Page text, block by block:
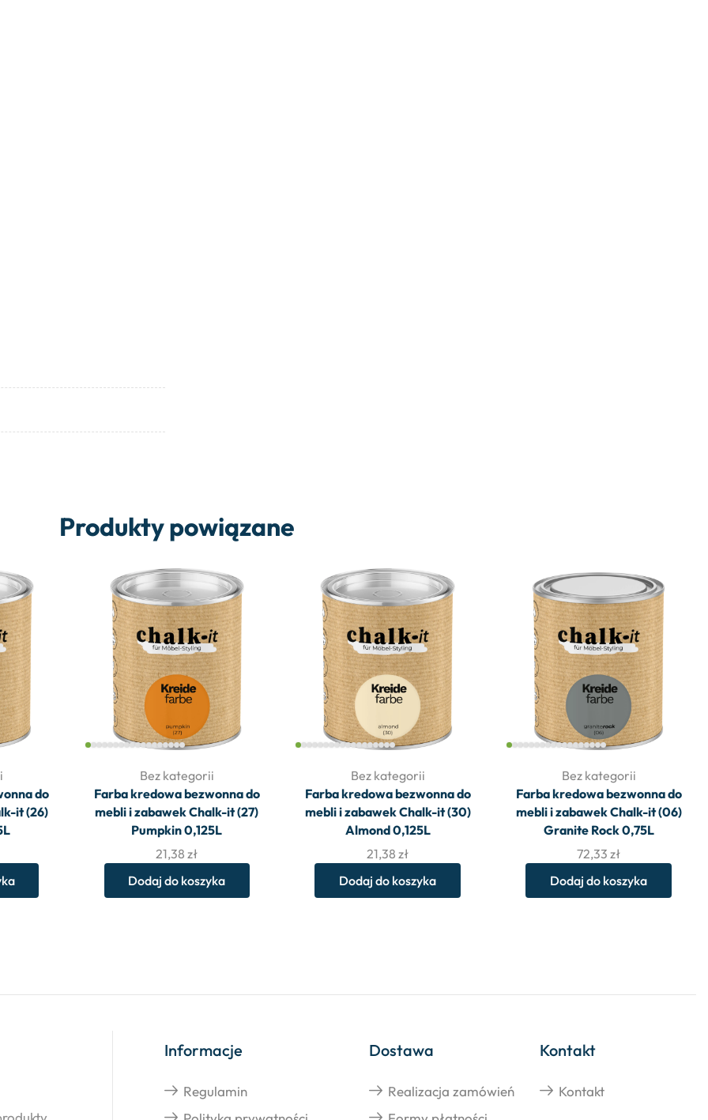
Produkty powiązane
do
it (26)
Bez kategorii
Farba kredowa bezwonna do
mebli i zabawek Chalk-it (27)
Pumpkin 0,125L
21,38zł
Dodaj do koszyka
Bez kategorii
Farba kredowa bezwonna do
mebli i zabawek Chalk-it (30)
Almond 0,125L
21,38zł
Dodaj do koszyka
Bez kategorii
Farba kredowa bezwonna do
mebli i zabawek Chalk-it (06)
Granite Rock 0,75L
72,33zł
Dodaj do koszyka
Informacje
Regulamin
Dostawa
Realizacja zamówień
Kontakt
Kontakt